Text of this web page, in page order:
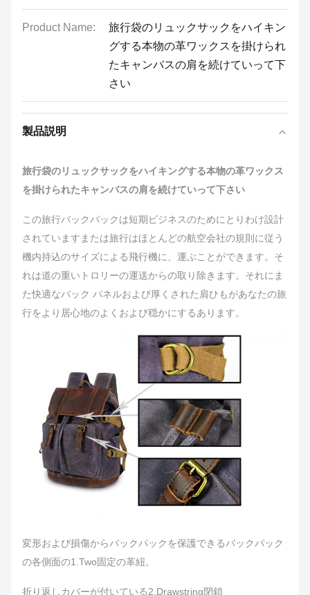
Product Name:
旅行袋のリュックサックをハイキン
グする本物の革ワックスを掛けられ
たキャンバスの肩を続けていって下
さい
製品説明
旅行袋のリュックサックをハイキングする本物の革ワックス
を掛けられたキャンバスの肩を続けていって下さい
この旅行バックパックは短期ビジネスのためにとりわけ設計
されていますまたは旅行はほとんどの航空会社の規則に従う
機内持込のサイズによる飛行機に、運ぶことができます。そ
れは道の重いトロリーの運送からの取り除きます。それにま
た快適なバック パネルおよび厚くされた肩ひもがあなたの旅
行をより居心地のよくおよび穏かにするあります。
変形および損傷からバックパックを保護できるバックパック
の各側面の1.Two固定の革紐。
折り返しカバーが付いている2.Drawstring閉鎖